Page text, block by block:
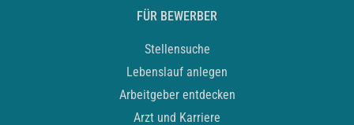
FÜR BEWERBER
Stellensuche
Lebenslauf anlegen
Arbeitgeber entdecken
Arzt und Karriere